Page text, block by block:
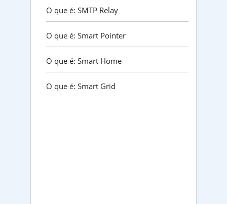
O que é: SMTP Relay
O que é: Smart Pointer
O que é: Smart Home
O que é: Smart Grid